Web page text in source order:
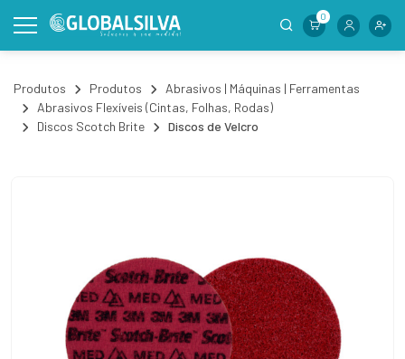
0
Produtos Produtos
Abrasivos | Máquinas | Ferramentas
Abrasivos Flexíveis (Cintas, Folhas, Rodas)
Discos Scotch Brite
Discos de Velcro